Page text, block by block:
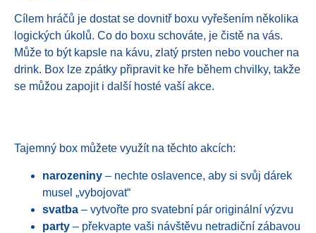
Cílem hráčů je dostat se dovnitř boxu vyřešením několika
logických úkolů. Co do boxu schováte, je čistě na vás.
Může to být kapsle na kávu, zlatý prsten nebo voucher na
drink. Box lze zpátky připravit ke hře během chvilky, takže
se můžou zapojit i další hosté vaší akce.
Tajemný box můžete využít na těchto akcích:
narozeniny – nechte oslavence, aby si svůj dárek
musel „vybojovat“
svatba – vytvořte pro svatební pár originální výzvu
party – překvapte vaši návštěvu netradiční zábavou